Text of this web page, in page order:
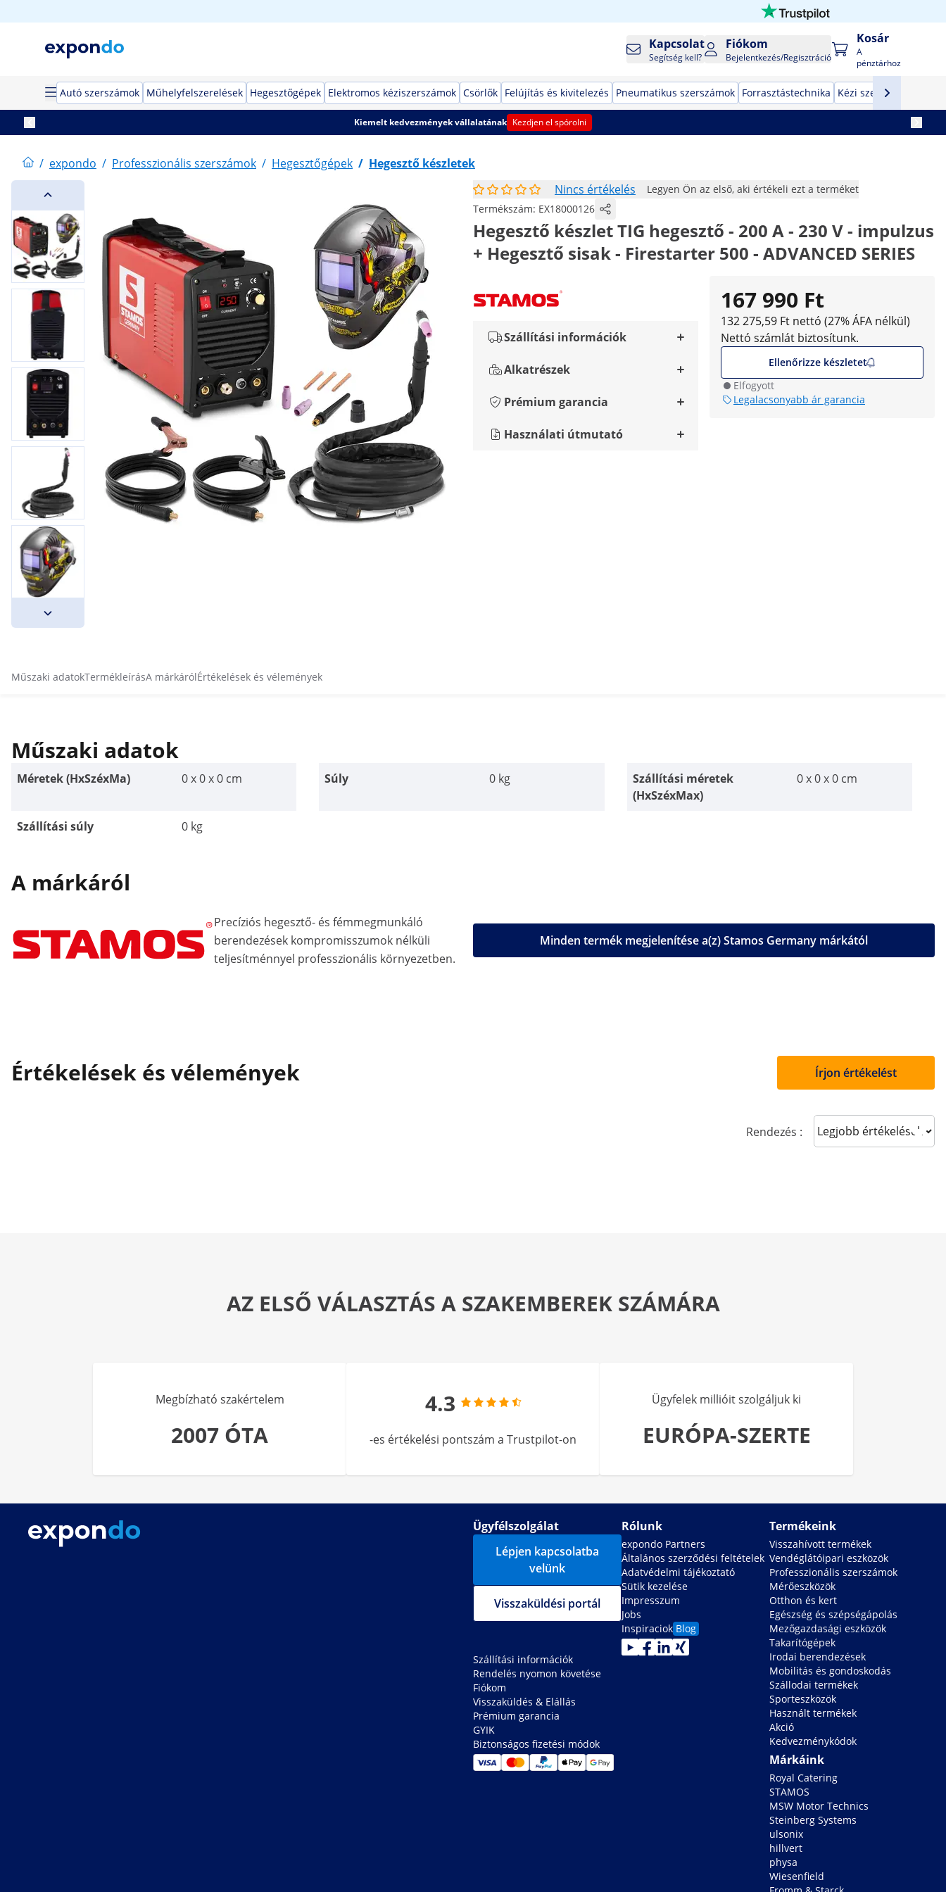
Kapcsolat
Segítség kell?
Fiókom
Bejelentkezés/Regisztráció
Kosár
A
pénztárhoz
Autó szerszámok Műhelyfelszerelések Hegesztőgépek Elektromos kéziszerszámok Csörlők Felújítás és kivitelezés Pneumatikus szerszámok Forrasztástechnika Kézi szerszámok
Kiemelt kedvezmények vállalatának Kezdjen el spórolni
/ expondo / Professzionális szerszámok / Hegesztőgépek / Hegesztő készletek
Nincs értékelés
Legyen Ön az első, aki értékeli ezt a terméket
Termékszám: EX18000126
Hegesztő készlet TIG hegesztő - 200 A - 230 V - impulzus
+ Hegesztő sisak - Firestarter 500 - ADVANCED SERIES
167 990 Ft
132 275,59 Ft nettó (27% ÁFA nélkül)
Nettó számlát biztosítunk.
Ellenőrizze készletet
Elfogyott
Legalacsonyabb ár garancia
Szállítási információk
Alkatrészek
Prémium garancia
Használati útmutató
Műszaki adatokTermékleírásA márkárólÉrtékelések és vélemények
Műszaki adatok
Méretek (HxSzéxMa) 0 x 0 x 0 cm Súly 0 kg
Szállítási méretek
(HxSzéxMax)
0 x 0 x 0 cm
Szállítási súly 0 kg
A márkáról
Precíziós hegesztő- és fémmegmunkáló
berendezések kompromisszumok nélküli
teljesítménnyel professzionális környezetben.
Minden termék megjelenítése a(z) Stamos Germany márkától
Értékelések és vélemények Írjon értékelést
Rendezés : Sort reviews
AZ ELSŐ VÁLASZTÁS A SZAKEMBEREK SZÁMÁRA
Megbízható szakértelem
2007 ÓTA
4.3
-es értékelési pontszám a Trustpilot-on
Ügyfelek millióit szolgáljuk ki
EURÓPA-SZERTE
Ügyfélszolgálat
Lépjen kapcsolatba
velünk
Visszaküldési portál
Szállítási információk
Rendelés nyomon követése
Fiókom
Visszaküldés & Elállás
Prémium garancia
GYIK
Biztonságos fizetési módok
Rólunk
expondo Partners
Általános szerződési feltételek
Adatvédelmi tájékoztató
Sütik kezelése
Impresszum
Jobs
Inspiraciok Blog
Termékeink
Visszahívott termékek
Vendéglátóipari eszközök
Professzionális szerszámok
Mérőeszközök
Otthon és kert
Egészség és szépségápolás
Mezőgazdasági eszközök
Takarítógépek
Irodai berendezések
Mobilitás és gondoskodás
Szállodai termékek
Sporteszközök
Használt termékek
Akció
Kedvezménykódok
Márkáink
Royal Catering
STAMOS
MSW Motor Technics
Steinberg Systems
ulsonix
hillvert
physa
Wiesenfield